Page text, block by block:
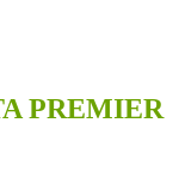
PREMIER